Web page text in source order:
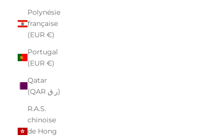
Polynésie
française
(EUR €)
Portugal
(EUR €)
Qatar
(QAR ر.ق)
R.A.S.
chinoise
de Hong